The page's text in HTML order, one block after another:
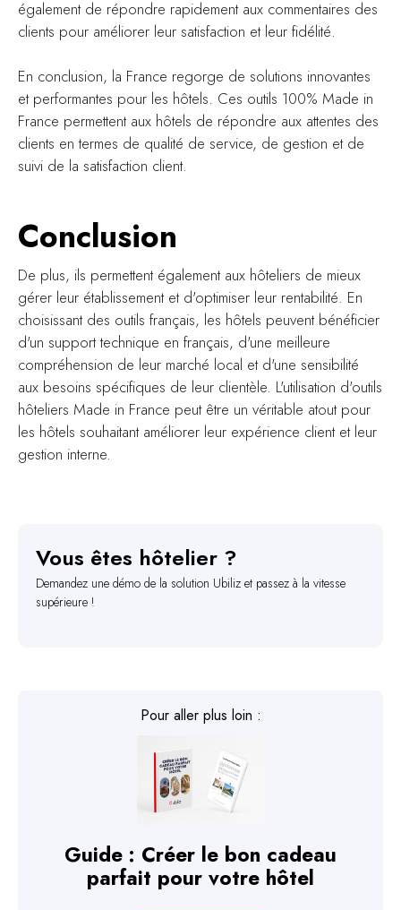
également de répondre rapidement aux commentaires des
clients pour améliorer leur satisfaction et leur fidélité.
En conclusion, la France regorge de solutions innovantes
et performantes pour les hôtels. Ces outils 100% Made in
France permettent aux hôtels de répondre aux attentes des
clients en termes de qualité de service, de gestion et de
suivi de la satisfaction client.
Conclusion
De plus, ils permettent également aux hôteliers de mieux
gérer leur établissement et d'optimiser leur rentabilité. En
choisissant des outils français, les hôtels peuvent bénéficier
d'un support technique en français, d'une meilleure
compréhension de leur marché local et d'une sensibilité
aux besoins spécifiques de leur clientèle. L'utilisation d'outils
hôteliers Made in France peut être un véritable atout pour
les hôtels souhaitant améliorer leur expérience client et leur
gestion interne.
Vous êtes hôtelier ?
Demandez une démo de la solution Ubiliz et passez à la vitesse
supérieure !
Pour aller plus loin :
Guide : Créer le bon cadeau
parfait pour votre hôtel